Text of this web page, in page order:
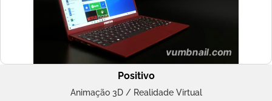
Positivo
Animação 3D / Realidade Virtual